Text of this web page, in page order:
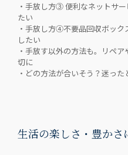
・手放し方③ 便利なネットサ
たい
・手放し方④不要品回収ボッ
したい
・手放す以外の方法も。リペ
切に
・どの方法が合いそう？迷っ
生活の楽しさ・豊かさ